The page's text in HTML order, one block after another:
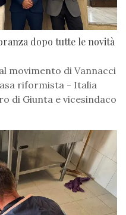
dopo tutte le novità
movimento di Vannacci
riformista - Italia
di Giunta e vicesindaco